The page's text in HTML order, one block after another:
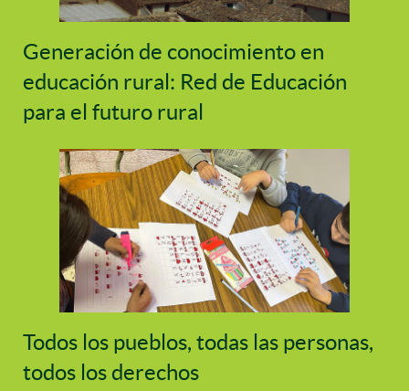
Generación de conocimiento en
educación rural: Red de Educación
para el futuro rural
Todos los pueblos, todas las personas,
todos los derechos